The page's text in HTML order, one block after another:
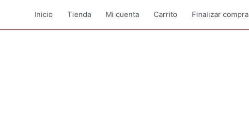
Inicio Tienda Mi cuenta Carrito Finalizar compra